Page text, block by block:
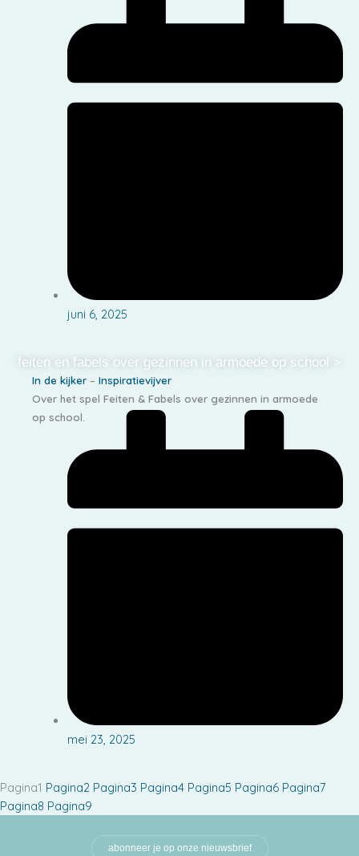
juni 6, 2025
feiten en fabels over gezinnen in armoede op school >
In de kijker – Inspiratievijver
Over het spel Feiten & Fabels over gezinnen in armoede
op school.
mei 23, 2025
Pagina1 Pagina2 Pagina3 Pagina4 Pagina5 Pagina6 Pagina7
Pagina8 Pagina9
abonneer je op onze nieuwsbrief